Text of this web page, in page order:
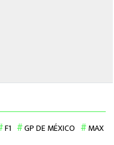
F1 GP DE MÉXICO
MAX